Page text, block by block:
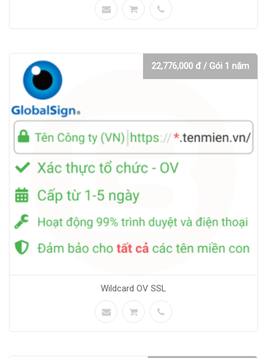
22,776,000 đ / Gói 1 năm
Wildcard OV SSL